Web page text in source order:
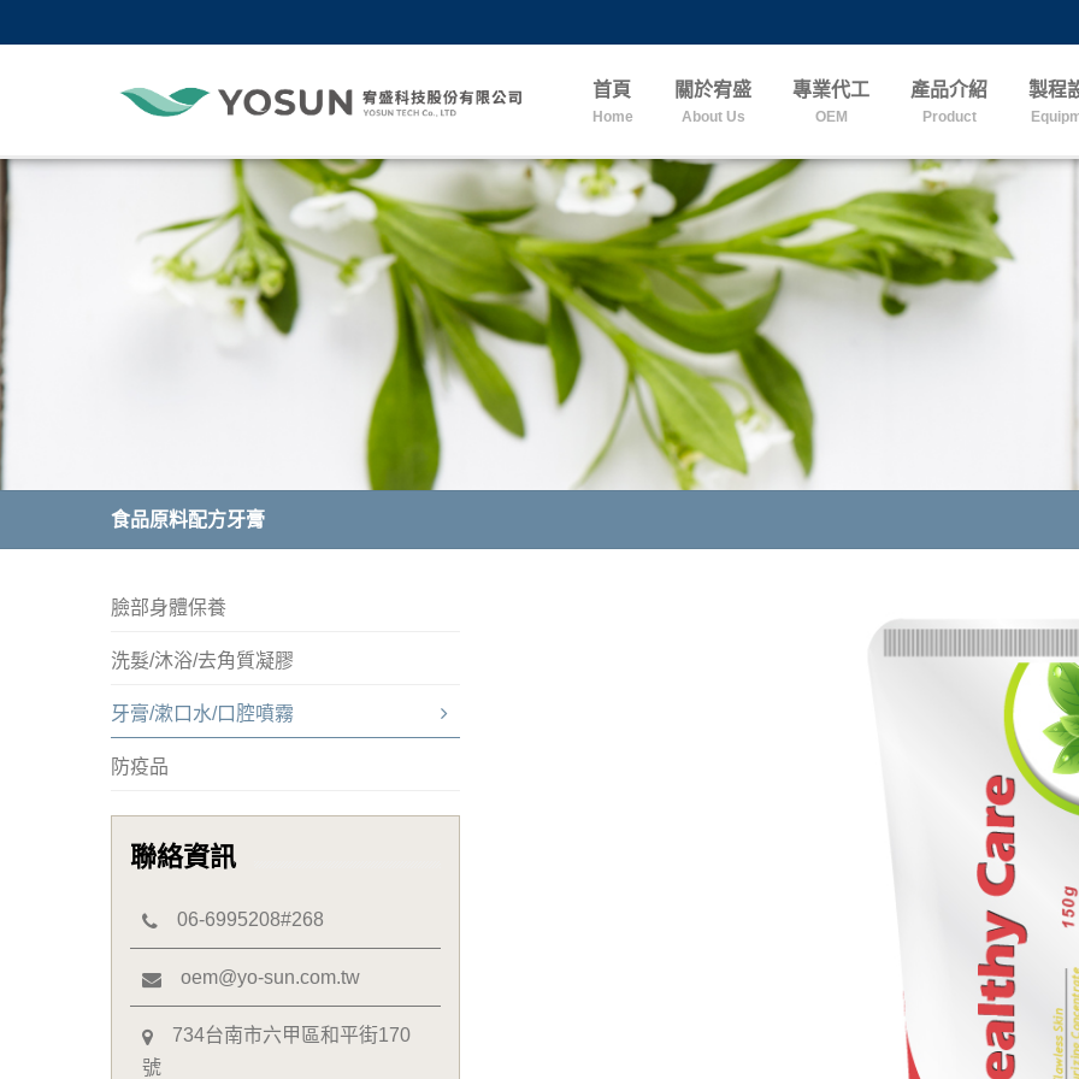
首頁
Home
關於宥盛
About Us
專業代工
OEM
產品介紹
Product
製程
食品原料配方牙膏
臉部身體保養
洗髮/沐浴/去角質凝膠
牙膏/漱口水/口腔噴霧
防疫品
聯絡資訊
06-6995208#268
oem@yo-sun.com.tw
734台南市六甲區和平街170
號